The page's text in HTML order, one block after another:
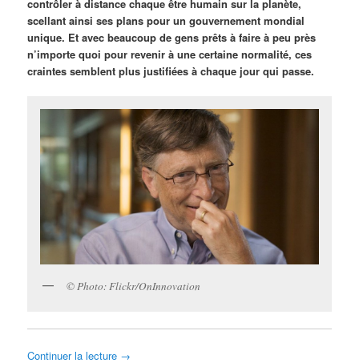
contrôler à distance chaque être humain sur la planète,
scellant ainsi ses plans pour un gouvernement mondial
unique. Et avec beaucoup de gens prêts à faire à peu près
n’importe quoi pour revenir à une certaine normalité, ces
craintes semblent plus justifiées à chaque jour qui passe.
© Photo: Flickr/OnInnovation
Continuer la lecture →